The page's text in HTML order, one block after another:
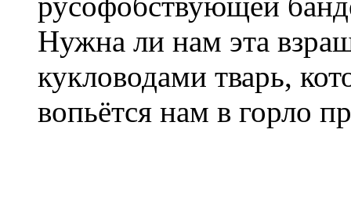
Нужна ли нам эта
кукловодами тварь,
вопьётся нам в горло